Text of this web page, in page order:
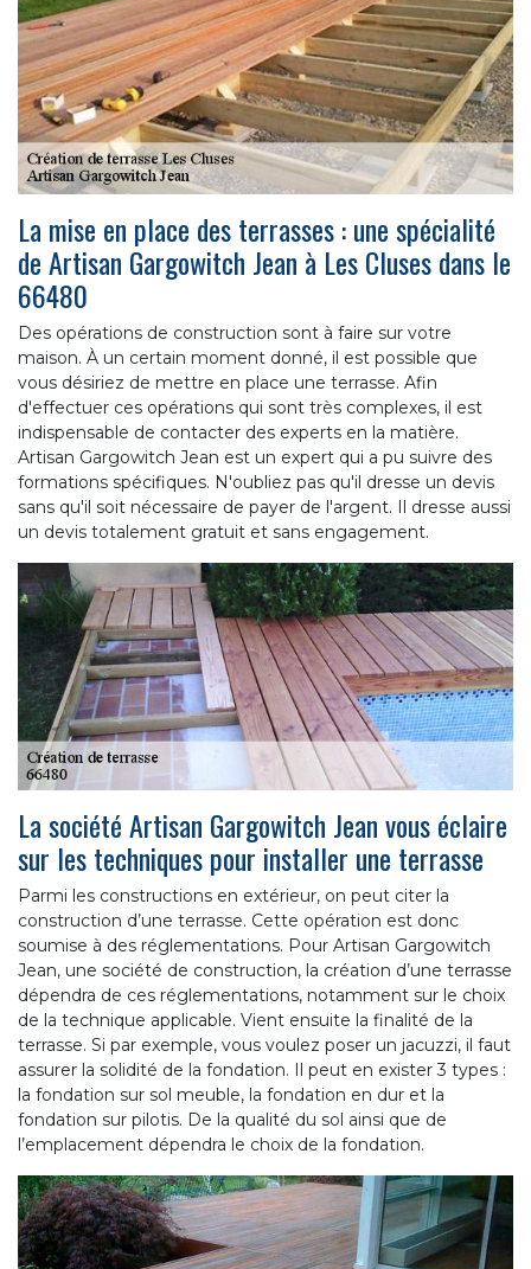
La mise en place des terrasses : une spécialité
de Artisan Gargowitch Jean à Les Cluses dans le
66480
Des opérations de construction sont à faire sur votre
maison. À un certain moment donné, il est possible que
vous désiriez de mettre en place une terrasse. Afin
d'effectuer ces opérations qui sont très complexes, il est
indispensable de contacter des experts en la matière.
Artisan Gargowitch Jean est un expert qui a pu suivre des
formations spécifiques. N'oubliez pas qu'il dresse un devis
sans qu'il soit nécessaire de payer de l'argent. Il dresse aussi
un devis totalement gratuit et sans engagement.
La société Artisan Gargowitch Jean vous éclaire
sur les techniques pour installer une terrasse
Parmi les constructions en extérieur, on peut citer la
construction d’une terrasse. Cette opération est donc
soumise à des réglementations. Pour Artisan Gargowitch
Jean, une société de construction, la création d’une terrasse
dépendra de ces réglementations, notamment sur le choix
de la technique applicable. Vient ensuite la finalité de la
terrasse. Si par exemple, vous voulez poser un jacuzzi, il faut
assurer la solidité de la fondation. Il peut en exister 3 types :
la fondation sur sol meuble, la fondation en dur et la
fondation sur pilotis. De la qualité du sol ainsi que de
l’emplacement dépendra le choix de la fondation.